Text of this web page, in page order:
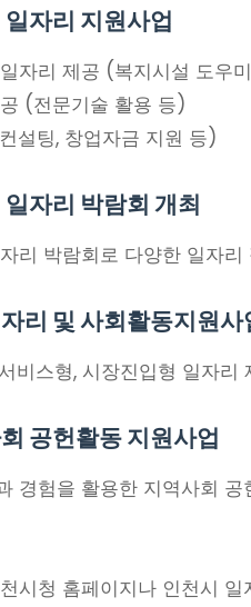
자리 지원사업
자리 제공 (복지시설 도우
(전문기술 활용 등)
설팅, 창업자금 지원 등)
자리 박람회 개최
리 박람회로 다양한 일자리
리 및 사회활동지원사
비스형, 시장진입형 일자리
공헌활동 지원사업
경험을 활용한 지역사회 공
시청 홈페이지나 인천시